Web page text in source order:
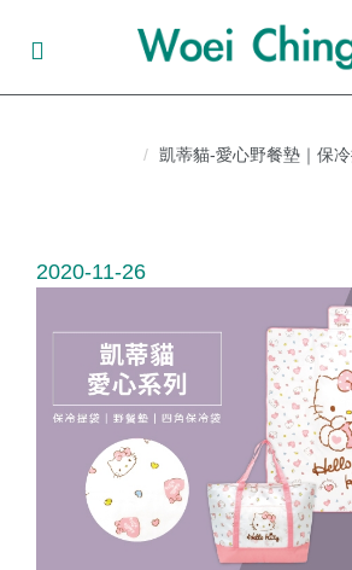
凱蒂貓-愛心野餐墊｜保
2020-11-26